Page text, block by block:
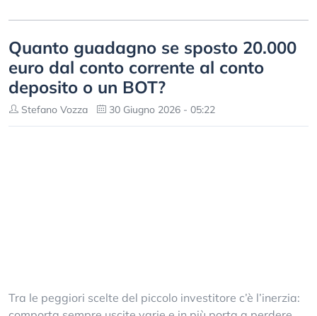
Quanto guadagno se sposto 20.000
euro dal conto corrente al conto
deposito o un BOT?
Stefano Vozza 30 Giugno 2026 - 05:22
Tra le peggiori scelte del piccolo investitore c’è l’inerzia: